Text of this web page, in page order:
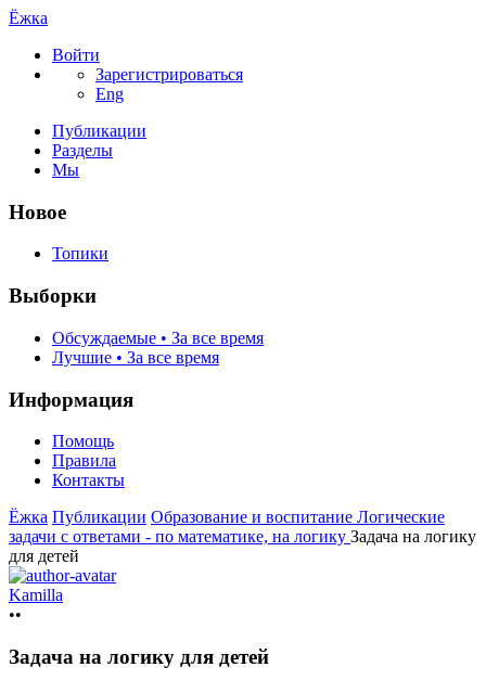
Ёжка
Войти
Зарегистрироваться
Eng
Публикации
Разделы
Мы
Новое
Топики
Выборки
Обсуждаемые • За все время
Лучшие • За все время
Информация
Помощь
Правила
Контакты
Ёжка Публикации Образование и воспитание Логические
задачи с ответами - по математике, на логику Задача на логику
для детей
Kamilla
••
Задача на логику для детей